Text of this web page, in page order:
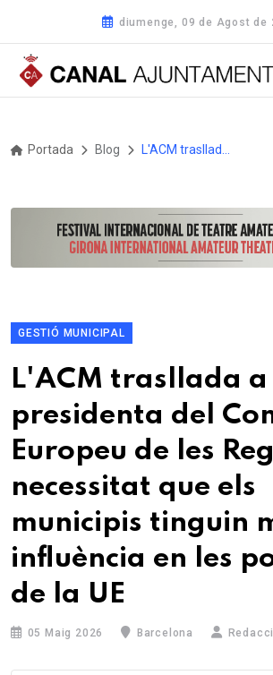
diumenge, 09 de Agost de
Portada Blog
GESTIÓ MUNICIPAL
L'ACM trasllada a
presidenta del
Europeu de les
necessitat que els
municipis tinguin
influència en les
de la UE
05 Maig 2026 Barcelona